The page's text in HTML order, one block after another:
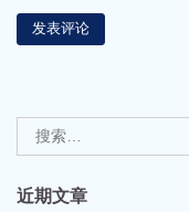
索：
近期文章